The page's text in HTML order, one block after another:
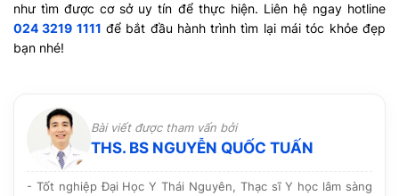
như tìm được cơ sở uy tín để thực hiện. Liên hệ ngay hotline
024 3219 1111 để bắt đầu hành trình tìm lại mái tóc khỏe đẹp
bạn nhé!
Bài viết được tham vấn bởi
THS. BS NGUYỄN QUỐC TUẤN
- Tốt nghiệp Đại Học Y Thái Nguyên, Thạc sĩ Y học lâm sàng